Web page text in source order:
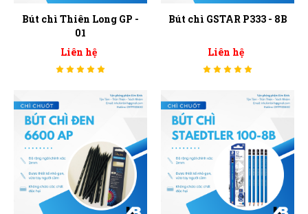
Bút chì Thiên Long GP -
01
Liên hệ
Bút chì GSTAR P333 - 8B
Liên hệ